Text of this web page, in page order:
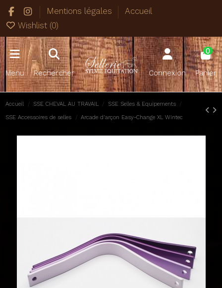
Mentions légales
Accueil
Wishlist (0)
Menu Rechercher Connexion
0
Panier
Accueil SSE CHEVAL AU TRAVAIL SSE Selles & Equipements
SSE Accessoires de selles Arcade d'arçon Easy-Change XL Wintec